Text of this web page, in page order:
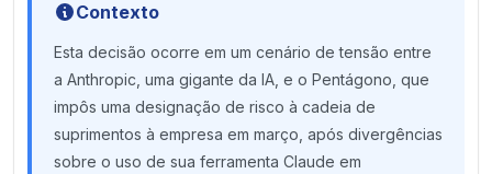
Contexto
Esta decisão ocorre em um cenário de tensão entre
a Anthropic, uma gigante da IA, e o Pentágono, que
impôs uma designação de risco à cadeia de
suprimentos à empresa em março, após divergências
sobre o uso de sua ferramenta Claude em